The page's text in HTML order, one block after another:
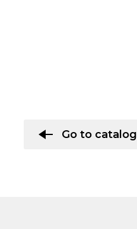
Go to catalog